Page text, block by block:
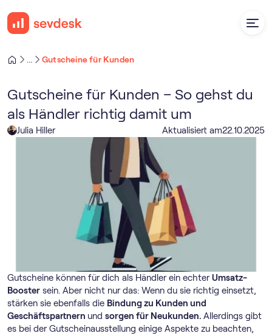
Gutscheine für Kunden
Gutscheine für Kunden – So gehst du
als Händler richtig damit um
Julia Hiller Aktualisiert am22.10.2025
Gutscheine können für dich als Händler ein echterUmsatz-
Booster sein. Aber nicht nur das: Wenn du sie richtig einsetzt,
stärken sie ebenfalls die Bindung zu Kunden und
Geschäftspartnern und sorgen für Neukunden. Allerdings gibt
es bei der Gutscheinausstellung einige Aspekte zu beachten,